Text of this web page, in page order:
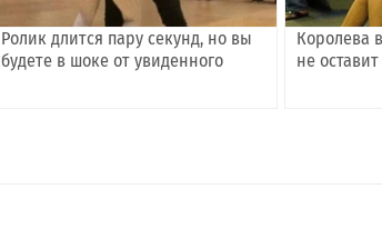
Ролик длится пару секунд, но вы
будете в шоке от увиденного
Королева
не